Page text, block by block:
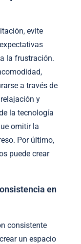
evite
la frustración.
a través de
y
la tecnología
omitir la
Por último,
puede crear
en
consistente
un espacio